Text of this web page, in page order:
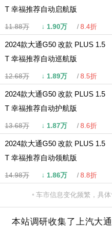
T 幸福推荐自动启航版
11.88万 ↓ 1.90万 8.4折
2024款大通G50 改款 PLUS 1.5
T 幸福推荐自动巡航版
12.68万 ↓ 1.89万 8.5折
2024款大通G50 改款 PLUS 1.5
T 幸福推荐自动护航版
13.68万 ↓ 1.87万 8.6折
2024款大通G50 改款 PLUS 1.5
T 幸福推荐自动领航版
14.98万 ↓ 1.86万 8.8折
车市信息变化频繁，具
本站调研收集了上汽大